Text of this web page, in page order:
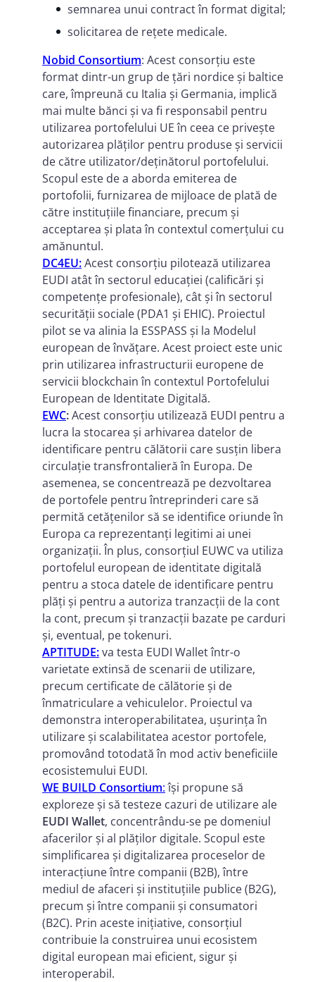
semnarea unui contract în format digital;
solicitarea de rețete medicale.
Nobid Consortium: Acest consorțiu este
format dintr-un grup de țări nordice și baltice
care, împreună cu Italia și Germania, implică
mai multe bănci și va fi responsabil pentru
utilizarea portofelului UE în ceea ce privește
autorizarea plăților pentru produse și servicii
de către utilizator/deținătorul portofelului.
Scopul este de a aborda emiterea de
portofolii, furnizarea de mijloace de plată de
către instituțiile financiare, precum și
acceptarea și plata în contextul comerțului cu
amănuntul.
DC4EU:Acest consorțiu pilotează utilizarea
EUDI atât în sectorul educației (calificări și
competențe profesionale), cât și în sectorul
securității sociale (PDA1 și EHIC). Proiectul
pilot se va alinia la ESSPASS și la Modelul
european de învățare. Acest proiect este unic
prin utilizarea infrastructurii europene de
servicii blockchain în contextul Portofelului
European de Identitate Digitală.
EWC:Acest consorțiu utilizează EUDI pentru a
lucra la stocarea și arhivarea datelor de
identificare pentru călătorii care susțin libera
circulație transfrontalieră în Europa. De
asemenea, se concentrează pe dezvoltarea
de portofele pentru întreprinderi care să
permită cetățenilor să se identifice oriunde în
Europa ca reprezentanți legitimi ai unei
organizații. În plus, consorțiul EUWC va utiliza
portofelul european de identitate digitală
pentru a stoca datele de identificare pentru
plăți și pentru a autoriza tranzacții de la cont
la cont, precum și tranzacții bazate pe carduri
și, eventual, pe tokenuri.
APTITUDE:va testa EUDI Wallet într-o
varietate extinsă de scenarii de utilizare,
precum certificate de călătorie și de
înmatriculare a vehiculelor. Proiectul va
demonstra interoperabilitatea, ușurința în
utilizare și scalabilitatea acestor portofele,
promovând totodată în mod activ beneficiile
ecosistemului EUDI.
WE BUILD Consortium:își propune să
exploreze și să testeze cazuri de utilizare ale
EUDI Wallet, concentrându-se pe domeniul
afacerilor și al plăților digitale. Scopul este
simplificarea și digitalizarea proceselor de
interacțiune între companii (B2B), între
mediul de afaceri și instituțiile publice (B2G),
precum și între companii și consumatori
(B2C). Prin aceste inițiative, consorțiul
contribuie la construirea unui ecosistem
digital european mai eficient, sigur și
interoperabil.